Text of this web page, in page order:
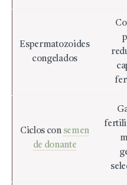
Espermatozoides
congelados
Ciclos con semen
de donante